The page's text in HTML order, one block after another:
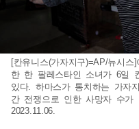
[칸유니스(가자지구)=AP/뉴시
한 한 팔레스타인 소녀가 6일
있다. 하마스가 통치하는 가자
간 전쟁으로 인한 사망자 수가
2023.11.06.